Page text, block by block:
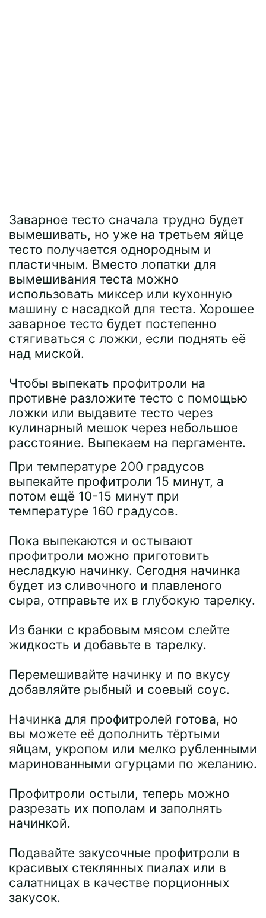
Заварное тесто сначала трудно будет
вымешивать, но уже на третьем яйце
тесто получается однородным и
пластичным. Вместо лопатки для
вымешивания теста можно
использовать миксер или кухонную
машину с насадкой для теста. Хорошее
заварное тесто будет постепенно
стягиваться с ложки, если поднять её
над миской.
Чтобы выпекать профитроли на
противне разложите тесто с помощью
ложки или выдавите тесто через
кулинарный мешок через небольшое
расстояние. Выпекаем на пергаменте.
При температуре 200 градусов
выпекайте профитроли 15 минут, а
потом ещё 10-15 минут при
температуре 160 градусов.
Пока выпекаются и остывают
профитроли можно приготовить
несладкую начинку. Сегодня начинка
будет из сливочного и плавленого
сыра, отправьте их в глубокую тарелку.
Из банки с крабовым мясом слейте
жидкость и добавьте в тарелку.
Перемешивайте начинку и по вкусу
добавляйте рыбный и соевый соус.
Начинка для профитролей готова, но
вы можете её дополнить тёртыми
яйцам, укропом или мелко рубленными
маринованными огурцами по желанию.
Профитроли остыли, теперь можно
разрезать их пополам и заполнять
начинкой.
Подавайте закусочные профитроли в
красивых стеклянных пиалах или в
салатницах в качестве порционных
закусок.